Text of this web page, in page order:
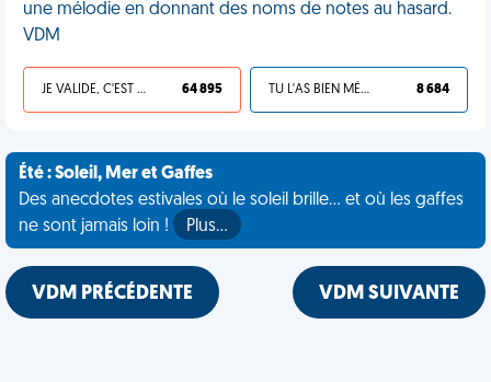
une mélodie en donnant des noms de notes au hasard.
VDM
JE VALIDE, C'EST UNE VDM 64 895 TU L'AS BIEN MÉRITÉ 8 684
Été : Soleil, Mer et Gaffes
Des anecdotes estivales où le soleil brille... et où les gaffes
ne sont jamais loin !
Plus…
VDM PRÉCÉDENTE VDM SUIVANTE